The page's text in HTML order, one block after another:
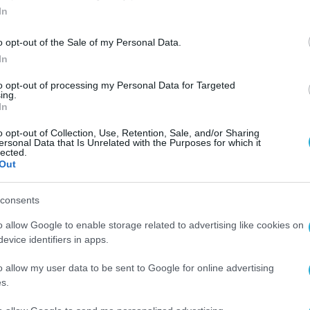
opt-out of the Sale of my Personal Data.
opt-out of processing my Personal Data for Targeted
opt-out of Collection, Use, Retention, Sale, and/or Sharing
Data that Is Unrelated with the Purposes for which it
allow Google to enable storage related to advertising like cookies on
identifiers in apps.
allow my user data to be sent to Google for online advertising
ΕΠΙΧΕΙΡΗΣΕΙΣ
Η Johnson & Johnson
01.11.2022